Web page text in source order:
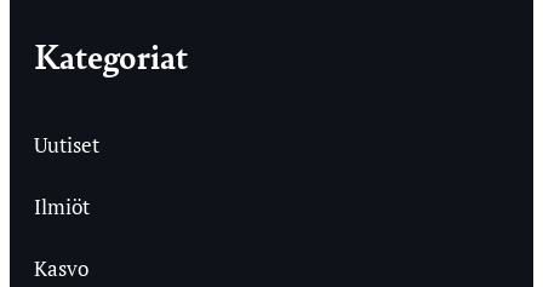
Kategoriat
Uutiset
Ilmiöt
Kasvo